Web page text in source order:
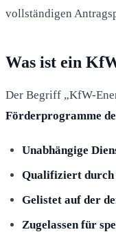
vollständigen
Was ist ein
Der Begriff „KfW-
Förderprogramme
Unabhängige
Qualifiziert durch
Gelistet auf der
Zugelassen für